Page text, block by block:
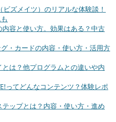
ズメイツ）のリアルな体験談！
内容と使い方。効果はある？中古
・カードの内容・使い方・活用方
とは？他プログラムとの違いや内
ってどんなコンテンツ？体験レポ
テップとは？内容・使い方・進め